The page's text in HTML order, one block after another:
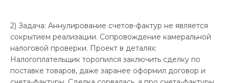
2) Задача: Аннулирование счетов-фактур не является
сокрытием реализации. Сопровождение камеральной
налоговой проверки. Проект в деталях:
Налогоплательщик торопился заключить сделку по
поставке товаров, даже заранее оформил договор и